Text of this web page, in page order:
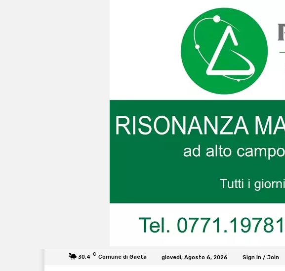
30.4 C Comune di Gaeta giovedì, Agosto 6, 2026 Sign in / Join